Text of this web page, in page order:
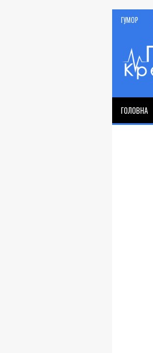
ГУМОР
ГОЛОВНА